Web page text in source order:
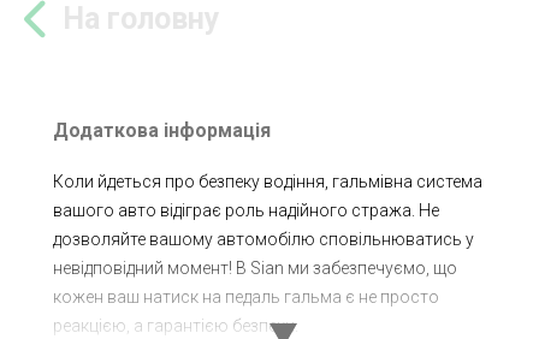
На головну
Додаткова інформація
Коли йдеться про безпеку водіння, гальмівна система
вашого авто відіграє роль надійного стража. Не
дозволяйте вашому автомобілю сповільнюватись у
невідповідний момент! В Sian ми забезпечуємо, що
кожен ваш натиск на педаль гальма є не просто
реакцією, а гарантією безпеки.